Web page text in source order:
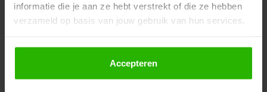
informatie die je aan ze hebt verstrekt of die ze hebben
verzameld op basis van jouw gebruik van hun services.
Als je op "Accepteer" klikt, dan geef je Voordeeluitjes.nl
toestemming om cookies voor social media en
gepersonaliseerde advertenties te plaatsen.
Accepteren
information).